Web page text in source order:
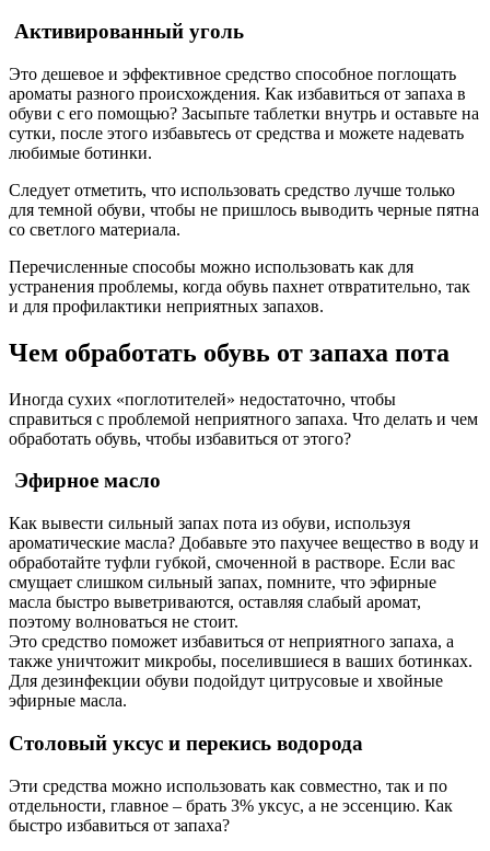
Активированный уголь
Это дешевое и эффективное средство способное поглощать
ароматы разного происхождения. Как избавиться от запаха в
обуви с его помощью? Засыпьте таблетки внутрь и оставьте на
сутки, после этого избавьтесь от средства и можете надевать
любимые ботинки.
Следует отметить, что использовать средство лучше только
для темной обуви, чтобы не пришлось выводить черные пятна
со светлого материала.
Перечисленные способы можно использовать как для
устранения проблемы, когда обувь пахнет отвратительно, так
и для профилактики неприятных запахов.
Чем обработать обувь от запаха пота
Иногда сухих «поглотителей» недостаточно, чтобы
справиться с проблемой неприятного запаха. Что делать и чем
обработать обувь, чтобы избавиться от этого?
Эфирное масло
Как вывести сильный запах пота из обуви, используя
ароматические масла? Добавьте это пахучее вещество в воду и
обработайте туфли губкой, смоченной в растворе. Если вас
смущает слишком сильный запах, помните, что эфирные
масла быстро выветриваются, оставляя слабый аромат,
поэтому волноваться не стоит.
Это средство поможет избавиться от неприятного запаха, а
также уничтожит микробы, поселившиеся в ваших ботинках.
Для дезинфекции обуви подойдут цитрусовые и хвойные
эфирные масла.
Столовый уксус и перекись водорода
Эти средства можно использовать как совместно, так и по
отдельности, главное – брать 3% уксус, а не эссенцию. Как
быстро избавиться от запаха?